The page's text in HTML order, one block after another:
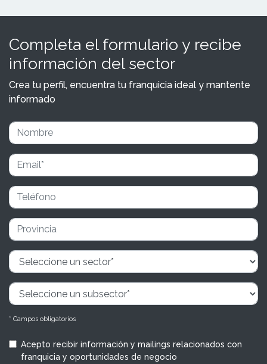
Completa el formulario y recibe
información del sector
Crea tu perfil, encuentra tu franquicia ideal y mantente
informado
* Campos obligatorios
Acepto recibir información y mailings relacionados con
franquicia y oportunidades de negocio